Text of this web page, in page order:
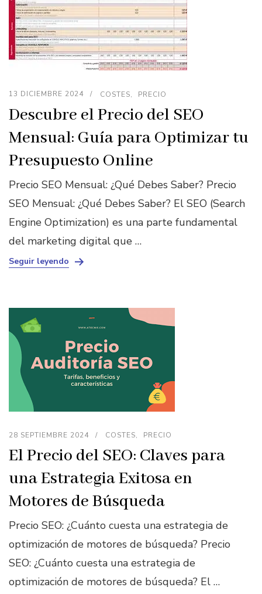
13 DICIEMBRE 2024 COSTES PRECIO
Descubre el Precio del SEO
Mensual: Guía para Optimizar tu
Presupuesto Online
Precio SEO Mensual: ¿Qué Debes Saber? Precio
SEO Mensual: ¿Qué Debes Saber? El SEO (Search
Engine Optimization) es una parte fundamental
del marketing digital que …
Seguir leyendo
28 SEPTIEMBRE 2024 COSTES PRECIO
El Precio del SEO: Claves para
una Estrategia Exitosa en
Motores de Búsqueda
Precio SEO: ¿Cuánto cuesta una estrategia de
optimización de motores de búsqueda? Precio
SEO: ¿Cuánto cuesta una estrategia de
optimización de motores de búsqueda? El …